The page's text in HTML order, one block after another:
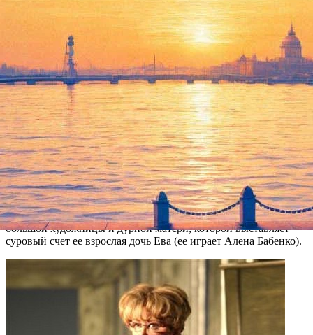
Версия для печати
В рамках гастролей московского театра «Современник» 5
марта в Петербурге была показана премьера прошлого сезона
– спектакль «Осенняя соната» по мотивам киносценария
великого шведского кинорежиссера Ингмара Бергмана.
Спектакль поставлен Екатериной Половцевой: постановщица
совсем молода, недавно выпустилась из Российской академии
театрального искусства, с курса Сергея Женовача. Приме
«Современника» и одной из ведущих российских актрис
Марине Нееловой досталась роль пианистки Шарлотты,
большой художницы и дурной матери, которой выставляет
суровый счет ее взрослая дочь Ева (ее играет Алена Бабенко).